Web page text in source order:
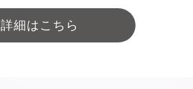
詳細はこちら